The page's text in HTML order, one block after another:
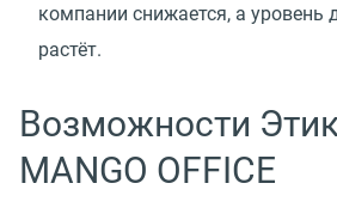
компании снижается, а уровень
растёт.
Возможности
MANGO OFFICE